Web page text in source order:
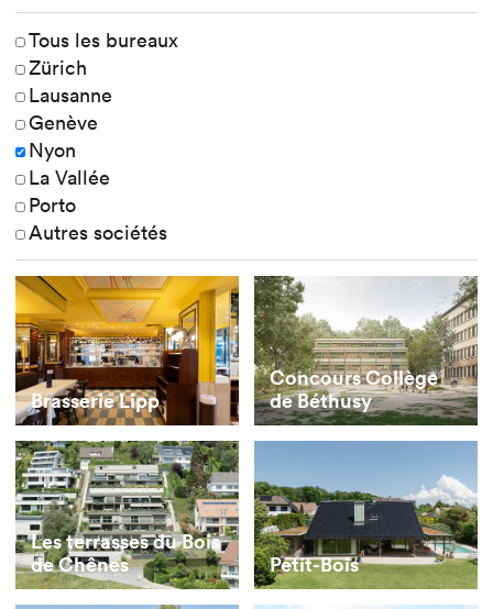
Tous les bureaux
Zürich
Lausanne
Genève
Nyon
La Vallée
Porto
Autres sociétés
Brasserie Lipp
Concours Collège
de Béthusy
Les terrasses du Bois
de Chênes
Petit-Bois